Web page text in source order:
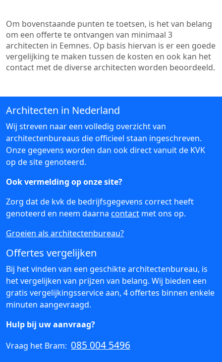
Om bovenstaande punten te toetsen, is het van belang
om een offerte te ontvangen van minimaal 3
architecten in Eemnes. Op basis hiervan is er een goede
vergelijking te maken tussen de kosten en ook kan het
contact met de diverse architecten worden beoordeeld.
Architecten in Nederland
Wij streven naar een volledig overzicht van
architectenbureaus die officieel staan ingeschreven.
Onze gegevens worden dan ook direct vanuit de KVK
op de site genoteerd.
Ook vermelding op onze site?
Zorg dat de kvk de bedrijfsgegevens correct heeft
genoteerd en neem daarna contact met ons op.
Groeien als architectenbureau?
Offertes vergelijken
Bij het vinden van een geschikte architectenbureau, is
het vergelijken van prijzen van belang. Wij bieden een
gratis vergelijkingsservice aan, 4 offertes binnen enkele
minuten aangevraagd.
Hulp bij uw aanvraag?
Vraag het Bram: 085 004 5496